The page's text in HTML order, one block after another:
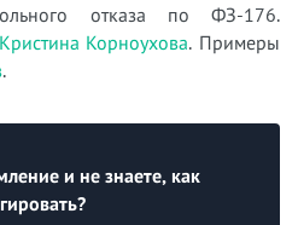
отказа по ФЗ-176.
Кристина Корноухова. Примеры
.
и не знаете, как